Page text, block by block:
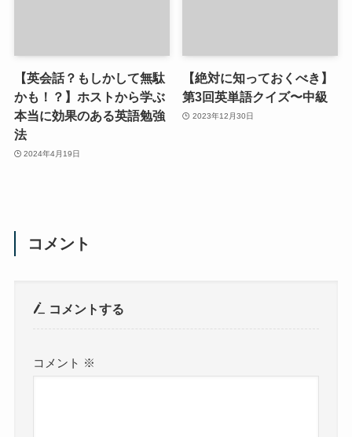
【英会話？もしかして無駄
かも！？】ホストから学ぶ
本当に効果のある英語勉強
法
2024年4月19日
【絶対に知っておくべき】
第3回英単語クイズ〜中級
2023年12月30日
コメント
コメントする
コメント ※